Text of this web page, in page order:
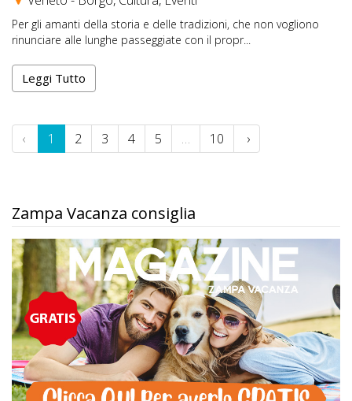
Per gli amanti della storia e delle tradizioni, che non vogliono
rinunciare alle lunghe passeggiate con il propr...
Leggi Tutto
‹ 1 2 3 4 5 … 10 ›
Zampa Vacanza consiglia